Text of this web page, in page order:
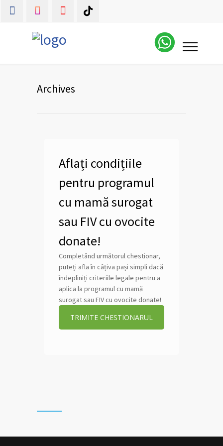
Archives
Aflați condițiile
pentru programul
cu mamă surogat
sau FIV cu ovocite
donate!
Completând următorul chestionar,
puteți afla în câțiva pași simpli dacă
îndepliniți criteriile legale pentru a
aplica la programul cu mamă
surogat sau FIV cu ovocite donate!
TRIMITE CHESTIONARUL